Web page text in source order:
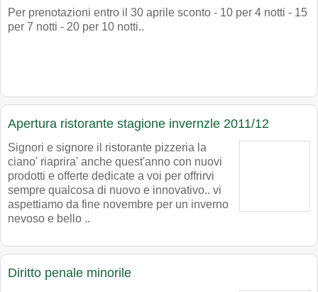
Per prenotazioni entro il 30 aprile sconto - 10 per 4 notti - 15
per 7 notti - 20 per 10 notti..
Apertura ristorante stagione invernzle 2011/12
Signori e signore il ristorante pizzeria la
ciano' riaprira' anche quest'anno con nuovi
prodotti e offerte dedicate a voi per offrirvi
sempre qualcosa di nuovo e innovativo.. vi
aspettiamo da fine novembre per un inverno
nevoso e bello ..
Diritto penale minorile